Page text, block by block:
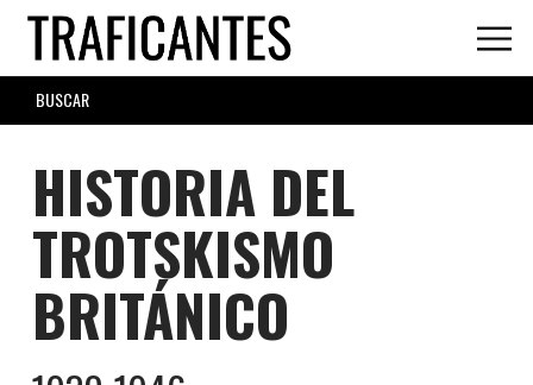
Skip
main
content
SEARCH
FORM
HISTORIA DEL
TROTSKISMO
BRITÁNICO